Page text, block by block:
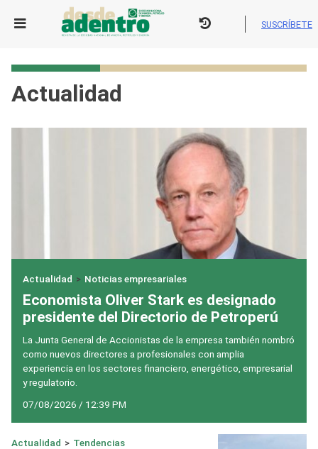
SUSCRÍBETE
Actualidad
Actualidad > Noticias empresariales
Economista Oliver Stark es designado
presidente del Directorio de Petroperú
La Junta General de Accionistas de la empresa también nombró
como nuevos directores a profesionales con amplia
experiencia en los sectores financiero, energético, empresarial
y regulatorio.
07/08/2026 / 12:39 PM
Actualidad > Tendencias